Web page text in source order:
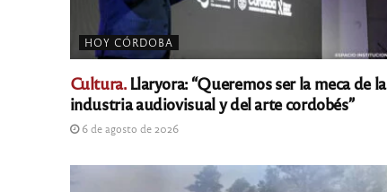
HOY CÓRDOBA
Cultura.Llaryora: “Queremos ser la meca de la
industria audiovisual y del arte cordobés”
6 de agosto de 2026